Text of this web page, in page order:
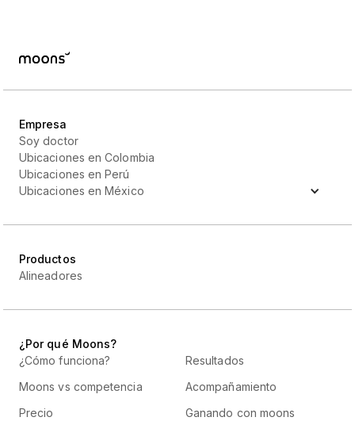
Empresa
Soy doctor
Ubicaciones en Colombia
Ubicaciones en Perú
Ubicaciones en México
Productos
Alineadores
¿Por qué Moons?
¿Cómo funciona?
Moons vs competencia
Precio
Resultados
Acompañamiento
Ganando con moons